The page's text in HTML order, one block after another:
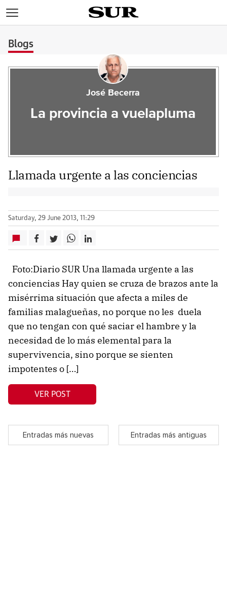
Blogs
José Becerra
La provincia a vuelapluma
Llamada urgente a las conciencias
Saturday, 29 June 2013, 11:29
Foto:Diario SUR Una llamada urgente a las
conciencias Hay quien se cruza de brazos ante la
misérrima situación que afecta a miles de
familias malagueñas, no porque no les duela
que no tengan con qué saciar el hambre y la
necesidad de lo más elemental para la
supervivencia, sino porque se sienten
impotentes o […]
VER POST
Entradas más nuevas Entradas más antiguas